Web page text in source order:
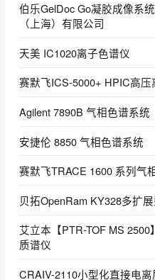
伯乐GelDoc Go凝胶成像系
（上海）有限公司
天美 IC1020离子色谱仪
赛默飞ICS-5000+ HPIC高
Agilent 7890B 气相色谱系统
安捷伦 8850 气相色谱系统
赛默飞TRACE 1600 系列气
贝拓OpenRam KY328多扩
艾立本【PTR-TOF MS
质谱仪
CRAIV-2110小型化直接电离